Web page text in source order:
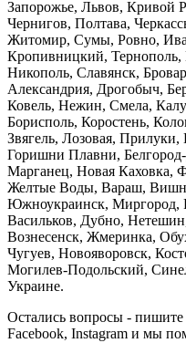
Запорожье, Львов, Кривой
Чернигов, Полтава,
Житомир, Сумы, Ровно,
Кропивницкий, Тернополь,
Никополь, Славянск,
Александрия, Дрогобыч,
Ковель, Нежин, Смела,
Борисполь, Коростень,
Звягель, Лозовая,
Горишни Плавни,
Марганец, Новая Каховка,
Желтые Воды, Вараш,
Южноукраинск, Миргород,
Васильков, Дубно,
Вознесенск, Жмеринка,
Чугуев, Новояворовск,
Могилев-Подольский,
Украине.
Остались вопросы - пишите
Facebook, Instagram и мы